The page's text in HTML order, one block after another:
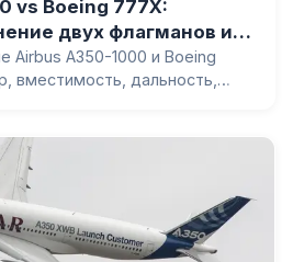
vs Boeing 777X:
двух флагманов и
Airbus A350-1000 и Boeing
вместимость, дальность,